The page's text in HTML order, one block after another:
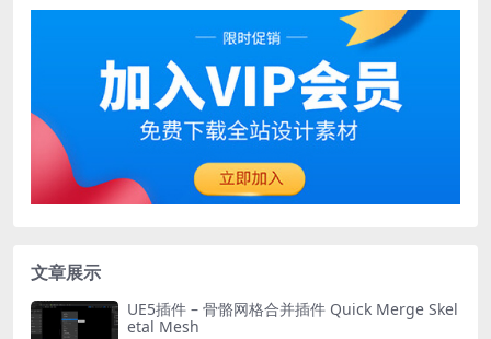
文章展示
UE5插件 – 骨骼网格合并插件 Quick Merge Skel
etal Mesh